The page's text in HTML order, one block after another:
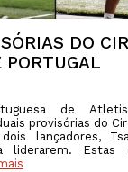
DO
PORTUGAL
de
provisórias do
lançadores,
liderarem. Estas